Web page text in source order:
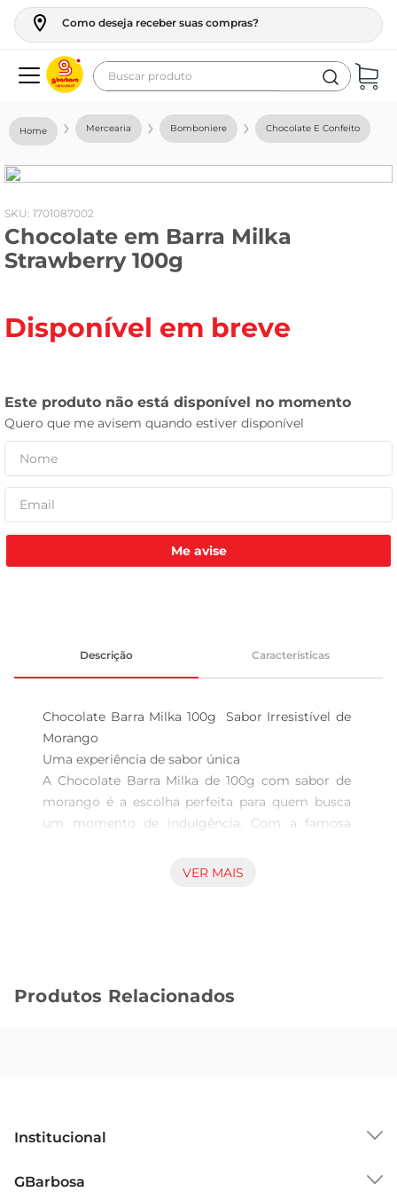
Como deseja receber suas compras?
Buscar produto
Mercearia Bomboniere Chocolate E Confeito
: 1701087002
Chocolate em Barra Milka
Strawberry 100g
Disponível em breve
Me avise
Descrição Características
Chocolate Barra Milka 100g  Sabor Irresistível de
Morango
Uma experiência de sabor única
A Chocolate Barra Milka de 100g com sabor de
morango é a escolha perfeita para quem busca
um momento de indulgência. Com a famosa
a cremosidade do chocolate ao leite com
A marca Milka é sinônimo de qualidade e
trabalho ou em um encontro especial.
Além de ser uma delícia por si só, a Chocolate
VER MAIS
Produtos Relacionados
Institucional
GBarbosa
geladeira
fogao
café
cerveja
leite
tv